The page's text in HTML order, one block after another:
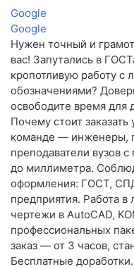
Google
Google
Нужен точный и
вас! Запутались в
кропотливую работу с
обозначениями?
освободите время для
Почему стоит
команде — инженеры,
преподаватели вузов
до миллиметра.
оформления: ГОСТ,
предприятия. Работа
чертежи в AutoCAD,
профессиональных
заказ — от 3 часов,
Бесплатные